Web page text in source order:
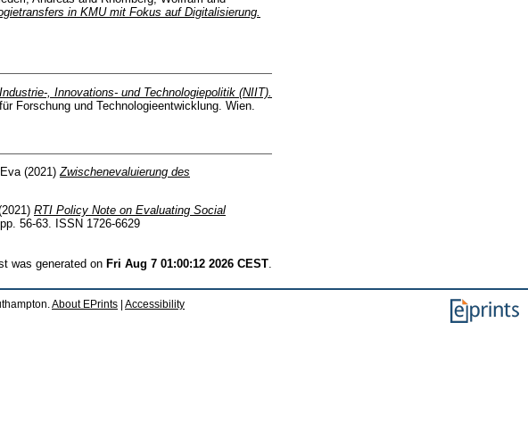
in KMU mit Fokus auf Digitalisierung.
, Innovations- und Technologiepolitik (NIIT).
Forschung und Technologieentwicklung. Wien.
(2021)Zwischenevaluierung des
RTI Policy Note on Evaluating Social
56-63. ISSN 1726-6629
was generated on Fri Aug 7 01:00:12 2026 CEST.
About EPrints Accessibility